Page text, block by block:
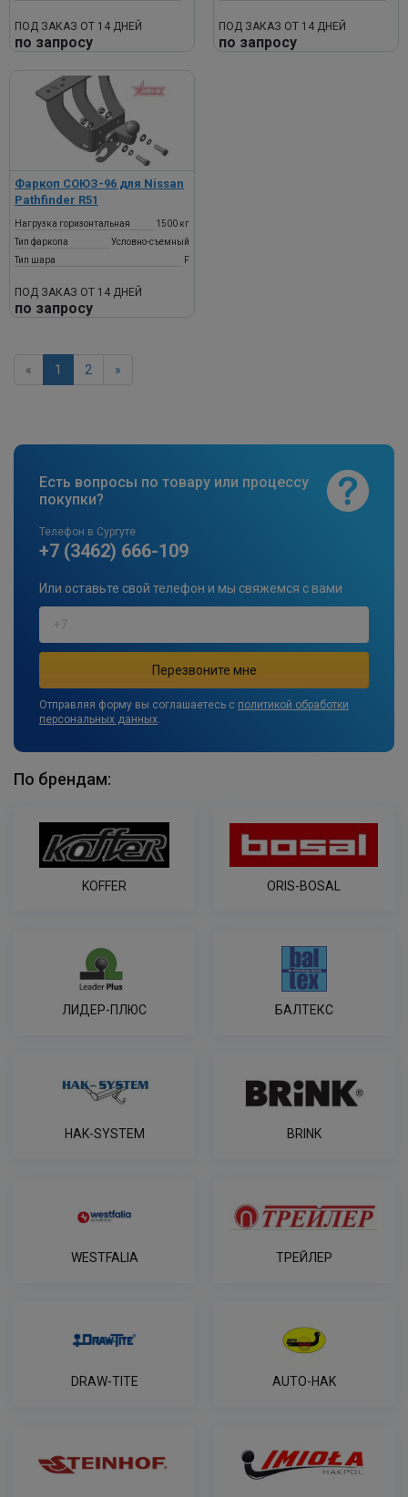
ПОД ЗАКАЗ ОТ 14 ДНЕЙ
по запросу
ПОД ЗАКАЗ ОТ 14 ДНЕЙ
по запросу
Фаркоп СОЮЗ-96 для Nissan
Pathfinder R51
Нагрузка горизонтальная
1500 кг
Тип фаркопа
Условно-съемный
Тип шара
F
ПОД ЗАКАЗ ОТ 14 ДНЕЙ
по запросу
« 1 2 »
Есть вопросы по товару или процессу
покупки?
Телефон в Сургуте
+7 (3462) 666-109
Или оставьте свой телефон и мы свяжемся с вами
Отправляя форму вы соглашаетесь с политикой обработки
персональных данных.
По брендам:
KOFFER ORIS-BOSAL
ЛИДЕР-ПЛЮС БАЛТЕКС
HAK-SYSTEM BRINK
WESTFALIA ТРЕЙЛЕР
DRAW-TITE AUTO-HAK